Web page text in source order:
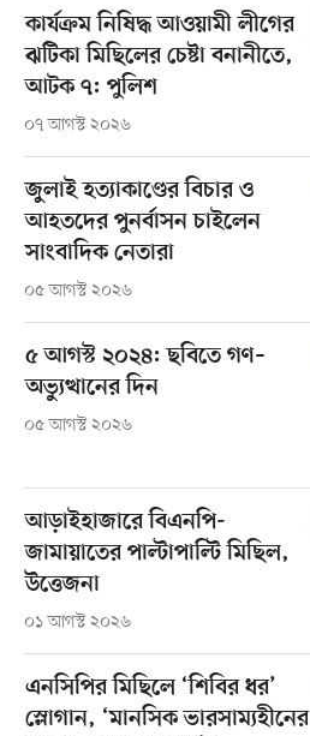
কার্যক্রম নিষিদ্ধ আওয়ামী লীগের
ঝটিকা মিছিলের চেষ্টা বনানীতে,
আটক ৭: পুলিশ
০৭ আগস্ট ২০২৬
জুলাই হত্যাকাণ্ডের বিচার ও
আহতদের পুনর্বাসন চাইলেন
সাংবাদিক নেতারা
০৫ আগস্ট ২০২৬
৫ আগস্ট ২০২৪: ছবিতে গণ–
অভ্যুত্থানের দিন
০৫ আগস্ট ২০২৬
আড়াইহাজারে বিএনপি-
জামায়াতের পাল্টাপাল্টি মিছিল,
উত্তেজনা
০১ আগস্ট ২০২৬
এনসিপির মিছিলে ‘শিবির ধর’
স্লোগান, ‘মানসিক ভারসাম্যহীনের